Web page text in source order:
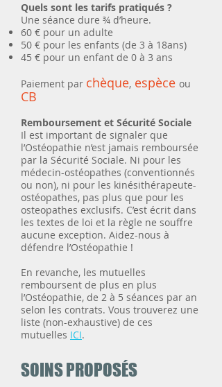
Quels sont les tarifs pratiqués ?
Une séance dure ¾ d’heure.
60 € pour un adulte
50 € pour les enfants (de 3 à 18ans)
45 € pour un enfant de 0 à 3 ans
Paiement par chèque, espèce ou
CB
​Remboursement et Sécurité Sociale
Il est important de signaler que
l’Ostéopathie n’est jamais remboursée
par la Sécurité Sociale. Ni pour les
médecin-ostéopathes (conventionnés
ou non), ni pour les kinésithérapeute-
ostéopathes, pas plus que pour les
osteopathes exclusifs. C’est écrit dans
les textes de loi et la règle ne souffre
aucune exception. Aidez-nous à
défendre l’Ostéopathie !
En revanche, les mutuelles
remboursent de plus en plus
l’Ostéopathie, de 2 à 5 séances par an
selon les contrats. Vous trouverez une
liste (non-exhaustive) de ces
mutuelles ICI.
SOINS PROPOSÉS